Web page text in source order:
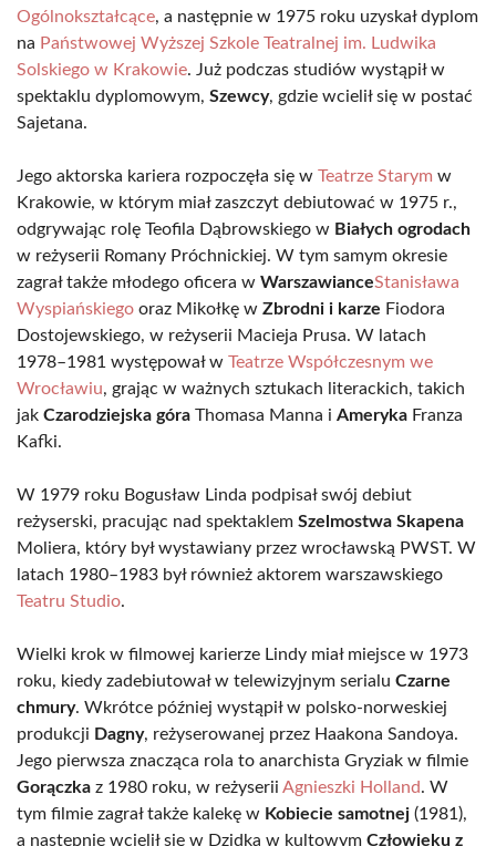
Ogólnokształcące, a następnie w 1975 roku uzyskał dyplom
na Państwowej Wyższej Szkole Teatralnej im. Ludwika
Solskiego w Krakowie. Już podczas studiów wystąpił w
spektaklu dyplomowym, Szewcy, gdzie wcielił się w postać
Sajetana.
Jego aktorska kariera rozpoczęła się w Teatrze Starym w
Krakowie, w którym miał zaszczyt debiutować w 1975 r.,
odgrywając rolę Teofila Dąbrowskiego w Białych ogrodach
w reżyserii Romany Próchnickiej. W tym samym okresie
zagrał także młodego oficera w WarszawianceStanisława
Wyspiańskiego oraz Mikołkę w Zbrodni i karze Fiodora
Dostojewskiego, w reżyserii Macieja Prusa. W latach
1978–1981 występował w Teatrze Współczesnym we
Wrocławiu, grając w ważnych sztukach literackich, takich
jak Czarodziejska góra Thomasa Manna i Ameryka Franza
Kafki.
W 1979 roku Bogusław Linda podpisał swój debiut
reżyserski, pracując nad spektaklem Szelmostwa Skapena
Moliera, który był wystawiany przez wrocławską PWST. W
latach 1980–1983 był również aktorem warszawskiego
Teatru Studio.
Wielki krok w filmowej karierze Lindy miał miejsce w 1973
roku, kiedy zadebiutował w telewizyjnym serialu Czarne
chmury. Wkrótce później wystąpił w polsko-norweskiej
produkcji Dagny, reżyserowanej przez Haakona Sandoya.
Jego pierwsza znacząca rola to anarchista Gryziak w filmie
Gorączka z 1980 roku, w reżyserii Agnieszki Holland. W
tym filmie zagrał także kalekę w Kobiecie samotnej (1981),
a następnie wcielił się w Dzidka w kultowym Człowieku z